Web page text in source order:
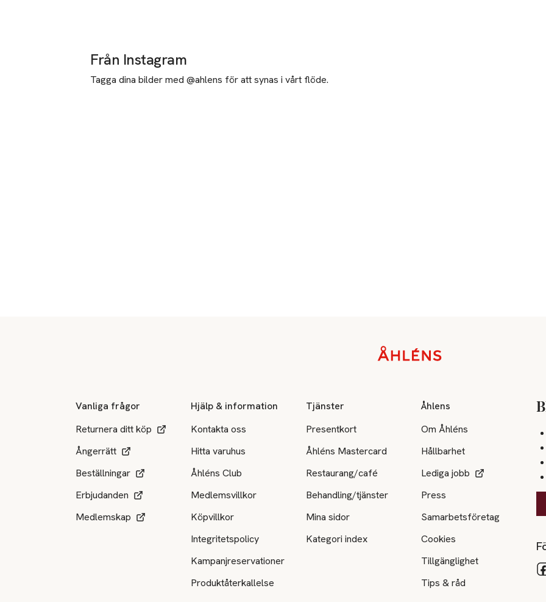
Från Instagram
Tagga dina bilder med @ahlens för att synas i vårt flöde.
Vanliga frågor
Returnera ditt köp
Ångerrätt
Beställningar
Erbjudanden
Medlemskap
Hjälp & information
Kontakta oss
Hitta varuhus
Åhléns Club
Medlemsvillkor
Köpvillkor
Integritetspolicy
Kampanjreservationer
Produktåterkallelse
Tjänster
Presentkort
Åhléns Mastercard
Restaurang/café
Behandling/tjänster
Mina sidor
Kategori index
Åhlens
Om Åhléns
Hållbarhet
Lediga jobb
Press
Samarbetsföretag
Cookies
Tillgänglighet
Tips & råd